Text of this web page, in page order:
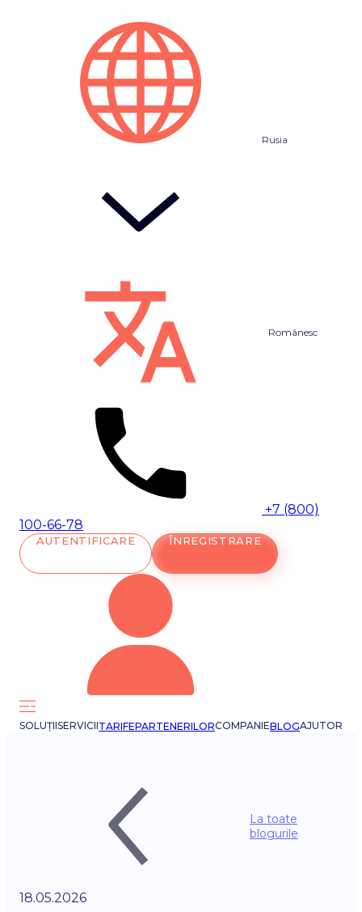
Rusia
Românesc
+7 (800)
100-66-78
AUTENTIFICARE ÎNREGISTRARE
SOLUȚIISERVICIITARIFEPARTENERILORCOMPANIEBLOGAJUTOR
La toate
blogurile
18.05.2026